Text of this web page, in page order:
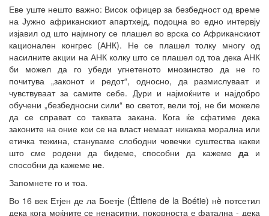
Еве уште нешто важно: Висок офицер за безбедност од време
на Јужно африканскиот апартхејд, подоцна во едно интервју
изјавил од што најмногу се плашел во врска со Африканскиот
кационален конгрес (АНК). Не се плашел толку многу од
насилните акции на АНК колку што се плашел од тоа дека АНК
би можел да го убеди угнетеното мнозинство да не го
почитува „законот и редот“, односно, да размислуваат и
чувствуваат за самите себе. Дури и најмоќните и најдобро
обучени „безбедносни сили“ во светот, вели тој, не би можеле
да се справат со таквата закана. Кога ќе сфатиме дека
законите на оние кои се на власт немаат никаква морална или
етичка тежина, стануваме слободни човечки суштества какви
што сме родени да бидеме, способни да кажемеда и
способни да кажеме не.
Запомнете го и тоа.
Во 16 век Етјен де ла Боетје (Éttiene de la Boétie) нè потсетил
дека кога моќните се ненаситни, покорноста е фатална - дека